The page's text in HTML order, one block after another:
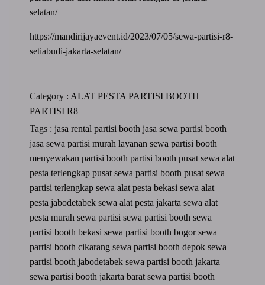
selatan/
https://mandirijayaevent.id/2023/07/05/sewa-partisi-r8-
setiabudi-jakarta-selatan/
Category : ALAT PESTAPARTISI BOOTH
PARTISI R8
Tags : jasa rental partisi boothjasa sewa partisi booth
jasa sewa partisi murahlayanan sewa partisi booth
menyewakan partisi boothpartisi boothpusat sewa alat
pesta terlengkappusat sewa partisi boothpusat sewa
partisi terlengkapsewa alat pesta bekasisewa alat
pesta jabodetabeksewa alat pesta jakartasewa alat
pesta murahsewa partisisewa partisi boothsewa
partisi booth bekasisewa partisi booth bogorsewa
partisi booth cikarangsewa partisi booth depoksewa
partisi booth jabodetabeksewa partisi booth jakarta
sewa partisi booth jakarta baratsewa partisi booth